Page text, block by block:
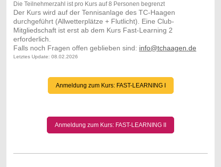
Die Teilnehmerzahl ist pro Kurs auf 8 Personen begrenzt
Der Kurs wird auf der Tennisanlage des TC-Haagen
durchgeführt (Allwetterplätze + Flutlicht). Eine Club-
Mitgliedschaft ist erst ab dem Kurs Fast-Learning 2
erforderlich.
Falls noch Fragen offen geblieben sind: info@tchaagen.de
Letztes Update: 08.02.2026
Anmeldung zum Kurs: FAST-LEARNING I
Anmeldung zum Kurs: FAST-LEARNING II